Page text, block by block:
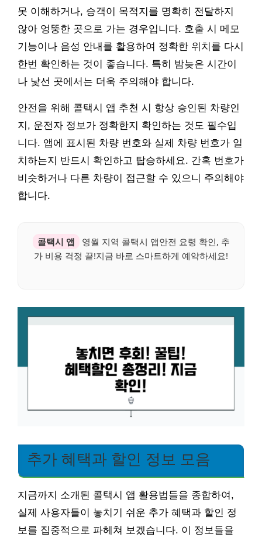
못 이해하거나, 승객이 목적지를 명확히 전달하지
않아 엉뚱한 곳으로 가는 경우입니다. 호출 시 메모
기능이나 음성 안내를 활용하여 정확한 위치를 다시
한번 확인하는 것이 좋습니다. 특히 밤늦은 시간이
나 낯선 곳에서는 더욱 주의해야 합니다.
안전을 위해 콜택시 앱 추천 시 항상 승인된 차량인
지, 운전자 정보가 정확한지 확인하는 것도 필수입
니다. 앱에 표시된 차량 번호와 실제 차량 번호가 일
치하는지 반드시 확인하고 탑승하세요. 간혹 번호가
비슷하거나 다른 차량이 접근할 수 있으니 주의해야
합니다.
콜택시 앱
영월 지역 콜택시 앱안전 요령 확인, 추
가 비용 걱정 끝!지금 바로 스마트하게 예약하세요!
추가 혜택과 할인 정보 모음
지금까지 소개된 콜택시 앱 활용법들을 종합하여,
실제 사용자들이 놓치기 쉬운 추가 혜택과 할인 정
보를 집중적으로 파헤쳐 보겠습니다. 이 정보들을